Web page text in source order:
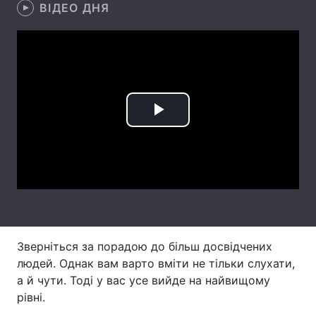
Цікавинки
Статті
Послуги
ВІДЕО ДНЯ
Play
Зверніться за порадою до більш досвідчених
людей. Однак вам варто вміти не тільки слухати,
а й чути. Тоді у вас усе вийде на найвищому
рівні.